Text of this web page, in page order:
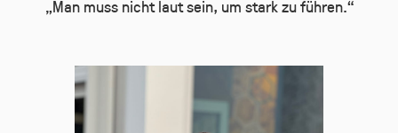
„Man muss nicht laut sein, um stark zu führen.“